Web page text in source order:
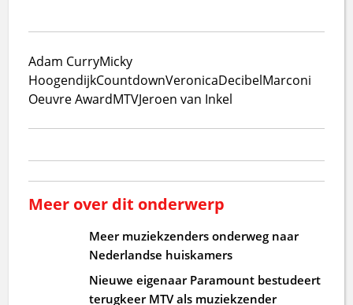
Adam CurryMicky
HoogendijkCountdownVeronicaDecibelMarconi
Oeuvre AwardMTVJeroen van Inkel
Meer over dit onderwerp
Meer muziekzenders onderweg naar
Nederlandse huiskamers
Nieuwe eigenaar Paramount bestudeert
terugkeer MTV als muziekzender